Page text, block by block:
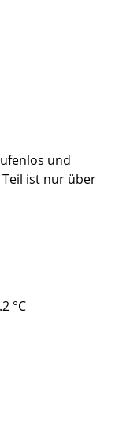
°C
und
ist nur über